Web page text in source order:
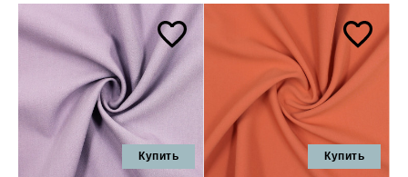
Купить Купить